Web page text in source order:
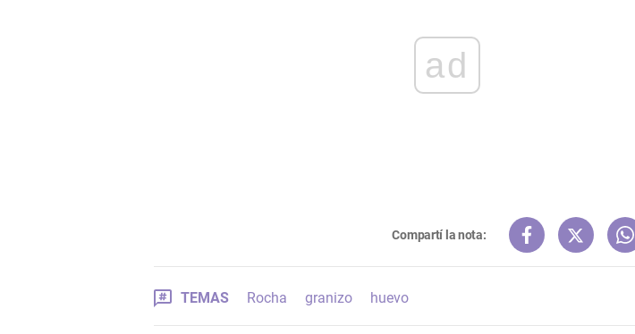
ad
Compartí la nota:
TEMAS Rocha granizo huevo